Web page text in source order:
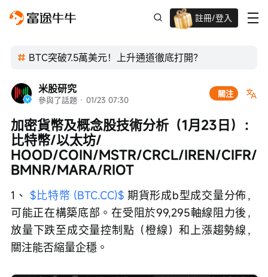
註冊/登入
迎新驚喜賞 股票/BTC等任你揀!
BTC突破7.5萬美元！上升通道徹底打開？
米股研究
參與了話題 · 01/23 07:30
關注
加密貨幣及概念股技術分析（1月23日）：
比特幣/以太坊/
HOOD/COIN/MSTR/CRCL/IREN/CIFR/
BMNR/MARA/RIOT
1、 $比特幣 (BTC.CC)$ 期貨形成b型成交量分佈，
可能正在構築底部。在受阻於99,295軸線阻力後，
放量下跌至成交量控制點（橙線）和上漲趨勢線，
關注能否縮量企穩。